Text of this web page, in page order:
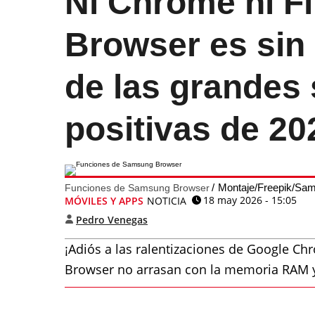
Browser es
de las grandes
positivas de
Funciones de Samsung Browser Montaje/Freepik/
MÓVILES Y APPS NOTICIA
18 may 2026 - 15:05
Pedro Venegas
¡Adiós a las ralentizaciones de Google
Browser no arrasan con la memoria